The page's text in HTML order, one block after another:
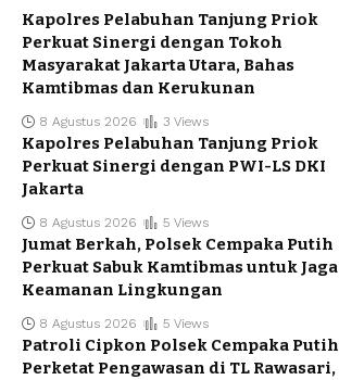
Kapolres Pelabuhan Tanjung Priok
Perkuat Sinergi dengan Tokoh
Masyarakat Jakarta Utara, Bahas
Kamtibmas dan Kerukunan
8 Agustus 2026 3 Views
Kapolres Pelabuhan Tanjung Priok
Perkuat Sinergi dengan PWI-LS DKI
Jakarta
8 Agustus 2026 5 Views
Jumat Berkah, Polsek Cempaka Putih
Perkuat Sabuk Kamtibmas untuk Jaga
Keamanan Lingkungan
8 Agustus 2026 5 Views
Patroli Cipkon Polsek Cempaka Putih
Perketat Pengawasan di TL Rawasari,